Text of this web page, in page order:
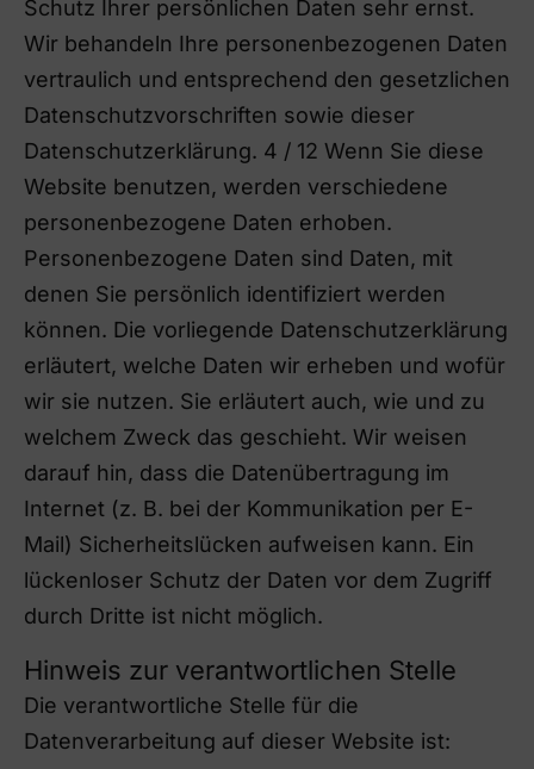
Schutz Ihrer persönlichen Daten sehr ernst.
Wir behandeln Ihre personenbezogenen Daten
vertraulich und entsprechend den gesetzlichen
Datenschutzvorschriften sowie dieser
Datenschutzerklärung. 4 / 12 Wenn Sie diese
Website benutzen, werden verschiedene
personenbezogene Daten erhoben.
Personenbezogene Daten sind Daten, mit
denen Sie persönlich identifiziert werden
können. Die vorliegende Datenschutzerklärung
erläutert, welche Daten wir erheben und wofür
wir sie nutzen. Sie erläutert auch, wie und zu
welchem Zweck das geschieht. Wir weisen
darauf hin, dass die Datenübertragung im
Internet (z. B. bei der Kommunikation per E-
Mail) Sicherheitslücken aufweisen kann. Ein
lückenloser Schutz der Daten vor dem Zugriff
durch Dritte ist nicht möglich.
Hinweis zur verantwortlichen Stelle
Die verantwortliche Stelle für die
Datenverarbeitung auf dieser Website ist: